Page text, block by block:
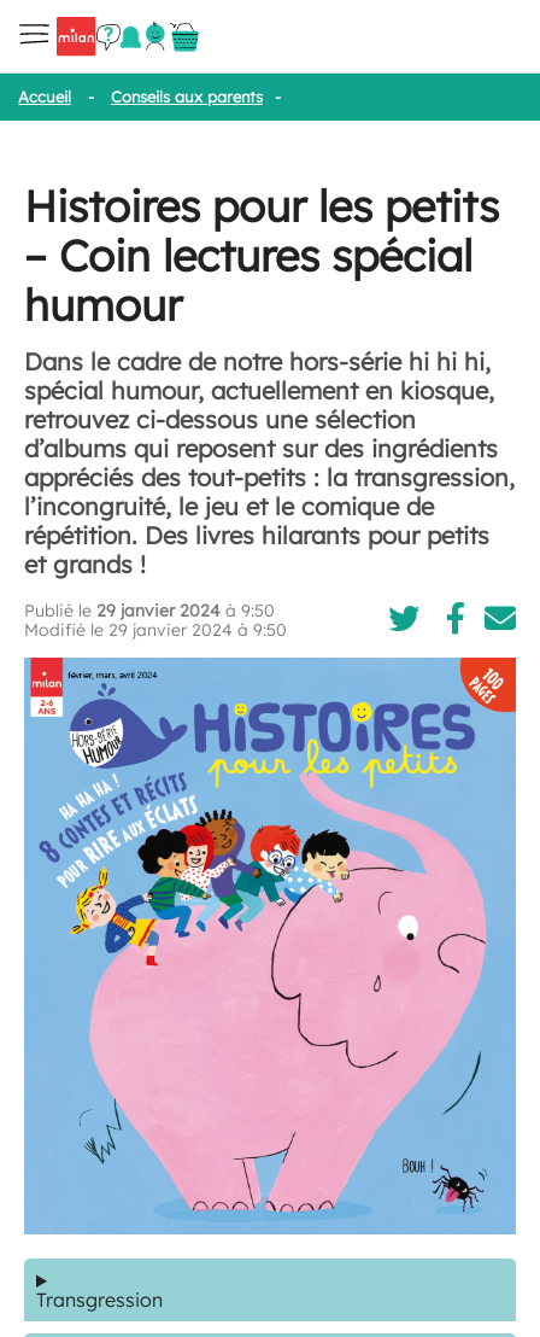
Accueil - Conseils aux parents -
Histoires pour les petits
– Coin lectures spécial
humour
Dans le cadre de notre hors-série hi hi hi,
spécial humour, actuellement en kiosque,
retrouvez ci-dessous une sélection
d’albums qui reposent sur des ingrédients
appréciés des tout-petits : la transgression,
l’incongruité, le jeu et le comique de
répétition. Des livres hilarants pour petits
et grands !
Publié le 29 janvier 2024 à 9:50
Modifié le 29 janvier 2024 à 9:50
Transgression